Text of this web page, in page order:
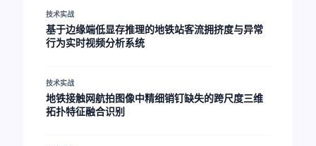
技术实战
基于边缘端低显存推理的地铁站客流拥挤度与异常
行为实时视频分析系统
技术实战
地铁接触网航拍图像中精细销钉缺失的跨尺度三维
拓扑特征融合识别